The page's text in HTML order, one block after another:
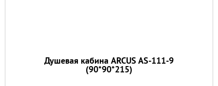
Душевая кабина ARCUS AS-111-9
(90*90*215)